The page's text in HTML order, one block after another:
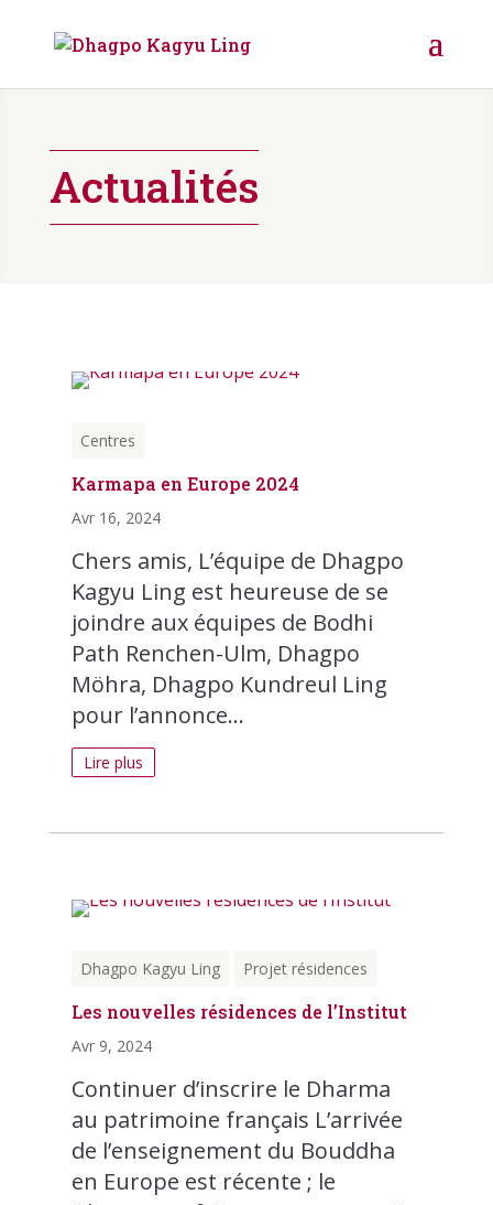
Actualités
Centres
Karmapa en Europe 2024
Avr 16, 2024
Chers amis, L’équipe de Dhagpo
Kagyu Ling est heureuse de se
joindre aux équipes de Bodhi
Path Renchen-Ulm, Dhagpo
Möhra, Dhagpo Kundreul Ling
pour l’annonce...
Lire plus
Dhagpo Kagyu Ling Projet résidences
Les nouvelles résidences de l’Institut
Avr 9, 2024
Continuer d’inscrire le Dharma
au patrimoine français L’arrivée
de l’enseignement du Bouddha
en Europe est récente ; le